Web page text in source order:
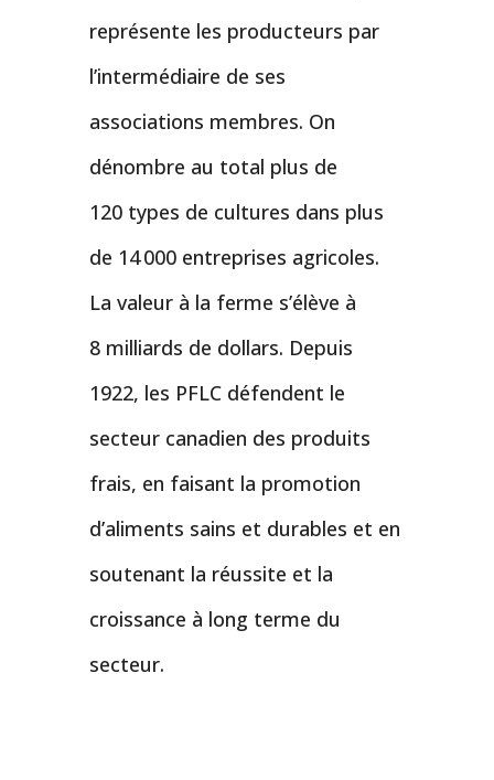
représente les producteurs par
l’intermédiaire de ses
associations membres. On
dénombre au total plus de
120 types de cultures dans plus
de 14 000 entreprises agricoles.
La valeur à la ferme s’élève à
8 milliards de dollars. Depuis
1922, les PFLC défendent le
secteur canadien des produits
frais, en faisant la promotion
d’aliments sains et durables et en
soutenant la réussite et la
croissance à long terme du
secteur.